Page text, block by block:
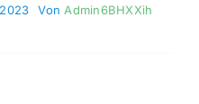
VonAdmin6BHXXih